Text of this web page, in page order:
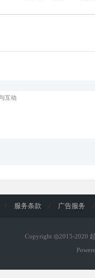
/ 服务条款 / 广告服务 /
Copyright ◎2015-2020